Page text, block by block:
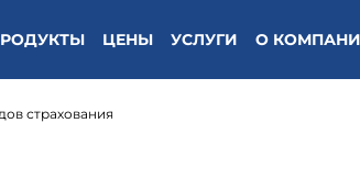
ЦЕНЫ УСЛУГИ О
страхования